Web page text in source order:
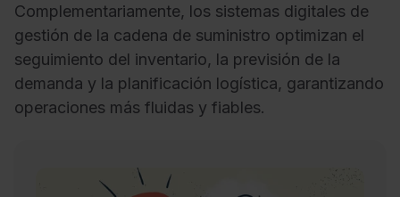
Complementariamente, los sistemas digitales de
gestión de la cadena de suministro optimizan el
seguimiento del inventario, la previsión de la
demanda y la planificación logística, garantizando
operaciones más fluidas y fiables.